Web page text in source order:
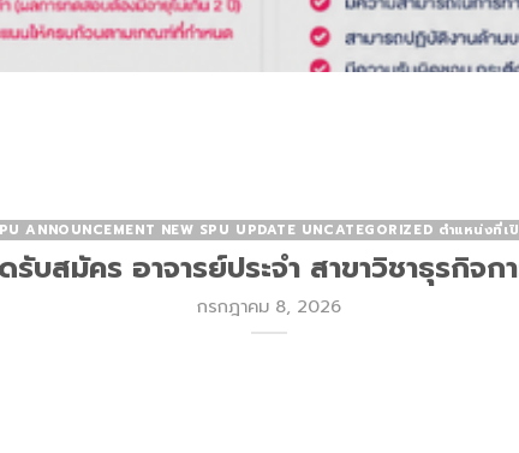
ANNOUNCEMENT NEW SPU UPDATE UNCATEGORIZED ตำแหน่งที่เ
รับสมัคร อาจารย์ประจำ สาขาวิชาธุรกิจก
กรกฎาคม 8, 2026